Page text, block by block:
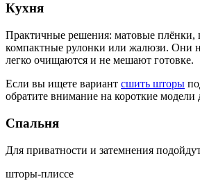
Кухня
Практичные решения: матовые плёнки,
компактные рулонки или жалюзи. Они
легко очищаются и не мешают готовке.
Если вы ищете вариант сшить шторы
обратите внимание на короткие модели
Спальня
Для приватности и затемнения
шторы-плиссе